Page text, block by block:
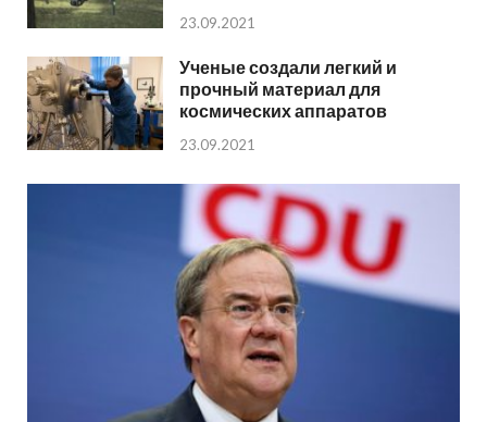
23.09.2021
Ученые создали легкий и
прочный материал для
космических аппаратов
23.09.2021